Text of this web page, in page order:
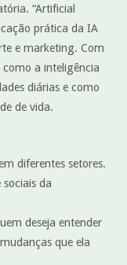
“Artificial
prática da IA
e marketing. Com
a inteligência
diárias e como
de vida.
diferentes setores.
sociais da
deseja entender
que ela